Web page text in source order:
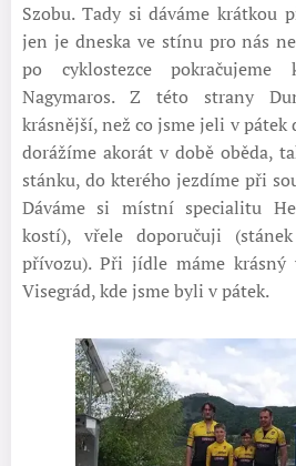
Szobu. Tady si dáváme krátkou
jen je dneska ve stínu pro nás
po cyklostezce pokračujeme
Nagymaros. Z této strany
krásnější, než co jsme jeli v pátek
dorážíme akorát v době oběda,
stánku, do kterého jezdíme při
Dáváme si místní specialitu
kostí), vřele doporučuji
přívozu). Při jídle máme krásný
Visegrád, kde jsme byli v pátek.